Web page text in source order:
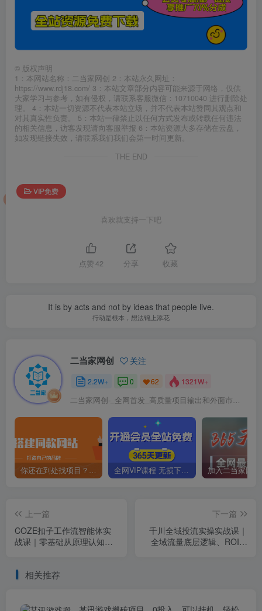
© 版权声明
1：本网站名称：二当家网创 2：本站永久网址：
https://www.rdj18.com/ 3：本站文章部分内容可能来源于网络，仅供
大家学习与参考，如有侵权，请联系客服微信：10710040 进行删除处
理。 4：本站一切资源不代表本站立场，并不代表本站赞同其观点和
对其真实性负责。 5：本站一律禁止以任何方式发布或转载任何违法
的相关信息，访客发现请向客服举报 6：本站资源大多存储在云盘，
如发现链接失效，请联系我们我们会第一时间更新。
THE END
VIP免费
喜欢就支持一下吧
点赞 42 分享 收藏
It is by acts and not by ideas that people live.
行动是根本，想法锦上添花
二当家网创 关注
2.2W+ 0 62 1321W+
二当家网创-_全网首发_高质量项目输出和外面市场高价课程一模一样
你还在到处找项目？还在当韭菜？我靠卖项目一个月收入5万+，曾经我也是个失败者。 全网VIP课程 无损下载~
上一篇
COZE扣子工作流智能体实
战课｜零基础从原理认知、
下一篇
千川全域投流实操实战课｜
全域流量底层逻辑、ROI优
相关推荐